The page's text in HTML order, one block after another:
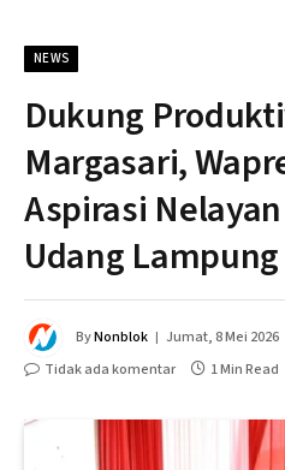
NEWS
Dukung
Margasari,
Aspirasi
Udang
ByNonblok Jumat, 8 Mei 2026
Tidak ada komentar
1 Min Read